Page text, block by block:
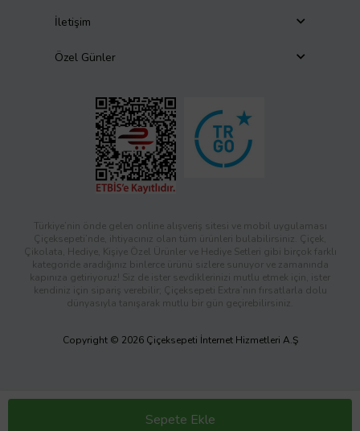
Sepete Ekle
İletişim
Özel Günler
Türkiye’nin önde gelen online alışveriş sitesi ve mobil uygulaması
Çiçeksepeti’nde, ihtiyacınız olan tüm ürünleri bulabilirsiniz. Çiçek,
Çikolata, Hediye, Kişiye Özel Ürünler ve Hediye Setleri gibi birçok farklı
kategoride aradığınız binlerce ürünü sizlere sunuyor ve zamanında
kapınıza getiriyoruz! Siz de ister sevdiklerinizi mutlu etmek için, ister
kendiniz için sipariş verebilir; Çiçeksepeti Extra’nın fırsatlarla dolu
dünyasıyla tanışarak mutlu bir gün geçirebilirsiniz.
Copyright © 2026 Çiçeksepeti İnternet Hizmetleri A.Ş